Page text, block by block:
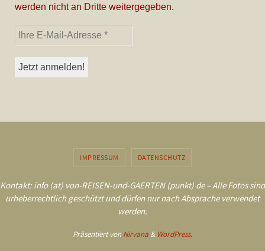
werden nicht an Dritte weitergegeben.
IMPRESSUM DATENSCHUTZ
Kontakt: info (at) von-REISEN-und-GAERTEN (punkt) de – Alle Fotos sind
urheberrechtlich geschützt und dürfen nur nach Absprache verwendet
werden.
Präsentiert vonNirvana & WordPress.